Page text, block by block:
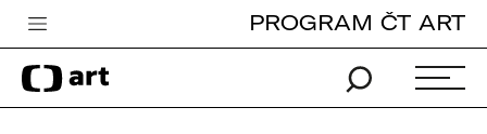
Česká televize
Zpravodajství
PROGRAM ČT ART